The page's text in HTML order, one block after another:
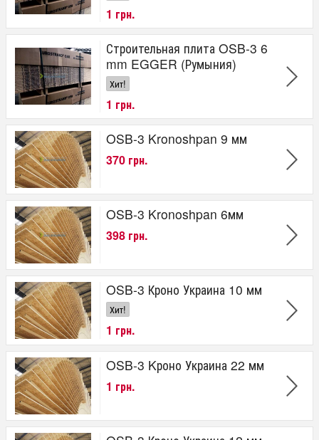
1 грн.
Строительная плита OSB-3 6
mm EGGER (Румыния)
Хит!
1 грн.
OSB-3 Kronoshpan 9 мм
370 грн.
OSB-3 Kronoshpan 6мм
398 грн.
OSB-3 Кроно Украина 10 мм
Хит!
1 грн.
OSB-3 Kроно Украина 22 мм
1 грн.